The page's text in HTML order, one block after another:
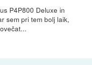
P4P800 Deluxe in
sem pri tem bolj laik,